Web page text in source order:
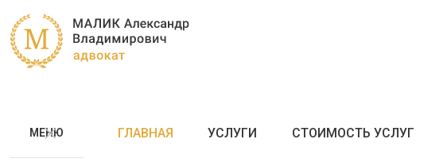
МЕНЮ ГЛАВНАЯ УСЛУГИ СТОИМОСТЬ УСЛУГ